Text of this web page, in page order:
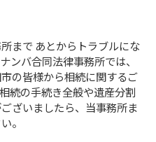
まで あとからトラブルにな
ンバ合同法律事務所では、
の皆様から相続に関するご
続の手続き全般や遺産分割
ざいましたら、当事務所ま
。